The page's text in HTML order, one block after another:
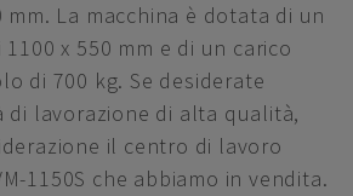
La macchina è dotata di un
x 550 mm e di un carico
di 700 kg. Se desiderate
di lavorazione di alta qualità,
il centro di lavoro
1150S che abbiamo in vendita.